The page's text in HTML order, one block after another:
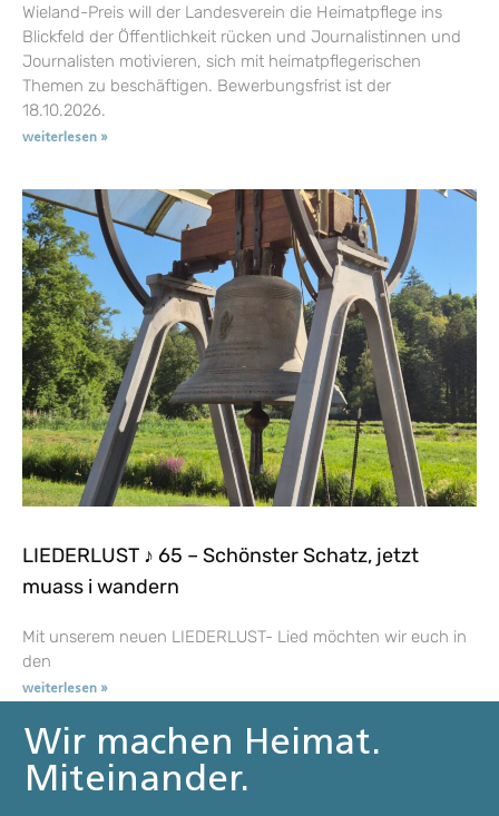
Wieland-Preis will der Landesverein die Heimatpflege ins
Blickfeld der Öffentlichkeit rücken und Journalistinnen und
Journalisten motivieren, sich mit heimatpflegerischen
Themen zu beschäftigen. Bewerbungsfrist ist der
18.10.2026.
weiterlesen »
LIEDERLUST ♪ 65 – Schönster Schatz, jetzt
muass i wandern
Mit unserem neuen LIEDERLUST- Lied möchten wir euch in
den
weiterlesen »
Wir machen Heimat.
Miteinander.